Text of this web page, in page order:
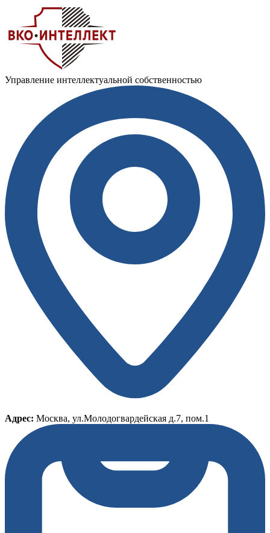
Управление интеллектуальной собственностью
Адрес: Москва, ул.Молодогвардейская д.7, пом.1